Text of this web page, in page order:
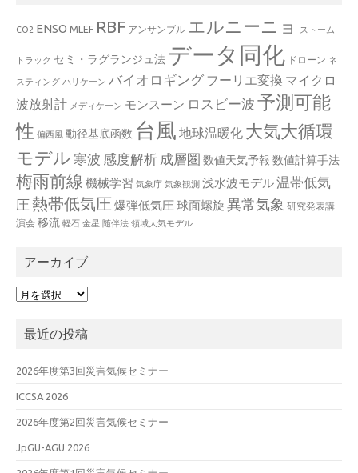
CO2 ENSO MLEF RBF アンサンブル エルニーニョ ストーム
トラック セミ・ラグランジュ法 データ同化 ドローン ネ
スティング ハリケーン バイオロギング フーリエ変換 マイクロ
波放射計 メディケーン モンスーン ロスビー波 予測可能
性 偏西風 動径基底函数 台風 地球温暖化 大気大循環
モデル 寒波 感度解析 成層圏 数値天気予報 数値計算手法
梅雨前線 機械学習 気象庁 気象観測 浅水波モデル温帯低気
圧 熱帯低気圧爆弾低気圧球面螺旋 異常気象 研究発表講
演会 移流 軽石 金星 随伴法 領域大気モデル
アーカイブ
ア
イ最近の投稿
2026年度第3回災害気候セミナー
ICCSA 2026
2026年度第2回災害気候セミナー
JpGU-AGU 2026